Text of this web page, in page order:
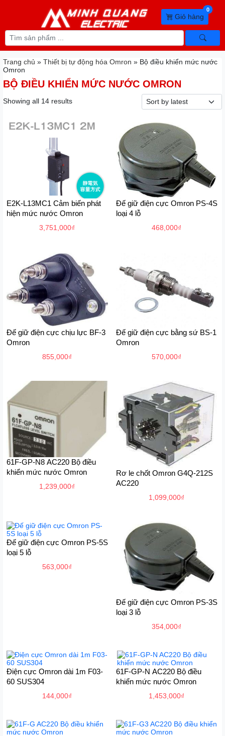
Giỏ hàng
0
Trang chủ » Thiết bị tự động hóa Omron » Bộ điều khiển mức nước
Omron
BỘ ĐIỀU KHIỂN MỨC NƯỚC OMRON
Showing all 14 results
E2K-L13MC1 Cảm biến phát
hiện mức nước Omron
3,751,000₫
Đế giữ điện cực Omron PS-4S
loại 4 lỗ
468,000₫
Đế giữ điện cực chịu lực BF-3
Omron
855,000₫
Đế giữ điện cực bằng sứ BS-1
Omron
570,000₫
61F-GP-N8 AC220 Bộ điều
khiển mức nước Omron
1,239,000₫
Rơ le chốt Omron G4Q-212S
AC220
1,099,000₫
Đế giữ điện cực Omron PS-5S
loại 5 lỗ
563,000₫
Đế giữ điện cực Omron PS-3S
loại 3 lỗ
354,000₫
Điện cực Omron dài 1m F03-
60 SUS304
144,000₫
61F-GP-N AC220 Bộ điều
khiển mức nước Omron
1,453,000₫